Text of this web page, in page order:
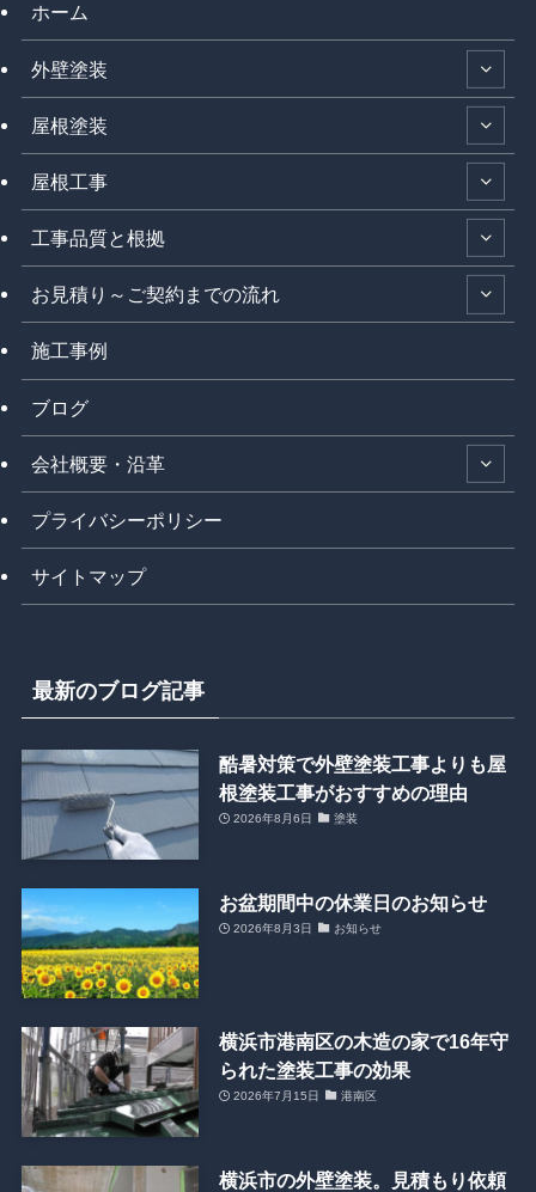
ホーム
外壁塗装
屋根塗装
屋根工事
工事品質と根拠
お見積り～ご契約までの流れ
施工事例
ブログ
会社概要・沿革
プライバシーポリシー
サイトマップ
最新のブログ記事
酷暑対策で外壁塗装工事よりも屋
根塗装工事がおすすめの理由
2026年8月6日 塗装
お盆期間中の休業日のお知らせ
2026年8月3日 お知らせ
横浜市港南区の木造の家で16年守
られた塗装工事の効果
2026年7月15日 港南区
横浜市の外壁塗装。見積もり依頼